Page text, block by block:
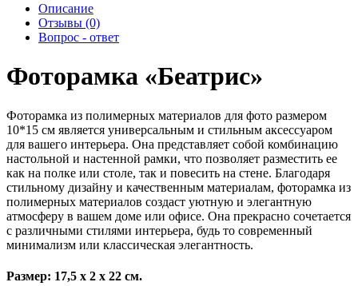
Описание
Отзывы (0)
Вопрос - ответ
Фоторамка «Беатрис»
Фоторамка из полимерных материалов для фото размером
10*15 см является универсальным и стильным аксессуаром
для вашего интерьера. Она представляет собой комбинацию
настольной и настенной рамки, что позволяет разместить ее
как на полке или столе, так и повесить на стене. Благодаря
стильному дизайну и качественным материалам, фоторамка из
полимерных материалов создаст уютную и элегантную
атмосферу в вашем доме или офисе. Она прекрасно сочетается
с различными стилями интерьера, будь то современный
минимализм или классическая элегантность.
Размер: 17,5 х 2 х 22 см.